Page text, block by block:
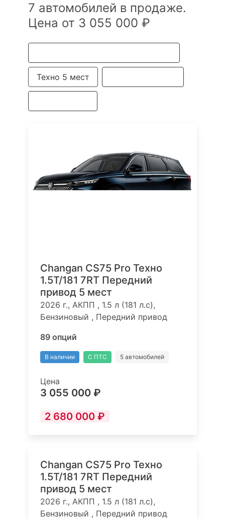
7 автомобилей в продаже.
Цена от 3 055 000 ₽
Техно 5 мест
Changan CS75 Pro Техно
1.5T/181 7RT Передний
привод 5 мест
2026 г., АКПП , 1.5 л (181 л.с),
Бензиновый , Передний привод
89 опций
В наличии С ПТС 5 автомобилей
Цена
3 055 000 ₽
2 680 000 ₽
Changan CS75 Pro Техно
1.5T/181 7RT Передний
привод 5 мест
2026 г., АКПП , 1.5 л (181 л.с),
Бензиновый , Передний привод